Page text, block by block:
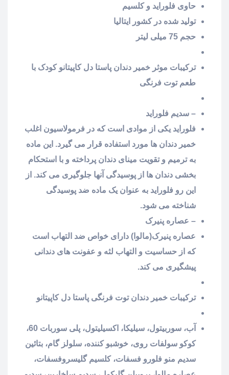
حاوی فلوراید و کلسیم
تولید شده در کشور ایتالیا
حجم 75 میلی لیتر
ترکیبات موثر خمیر دندان پاستا دل کاپیتانو کودک با
طعم توت فرنگی
– سدیم فلوراید
فلوراید یکی از موادی است که در فرمولاسیون اغلب
خمیر دندان ها مورد استفاده قرار می گیرد. این ماده
به ترمیم و تقویت مینای دندان پرداخته و با استحکام
بخشی دندان ها از پوسیدگی آنها جلوگیری می کند. از
این رو فلوراید به عنوان یک ماده ضد پوسیدگی
شناخته می شود.
– عصاره پنیرک
عصاره پنیرک(مالوا) دارای خواص ضد التهاب است
که از حساسیت و التهاب لثه و عفونت های دندانی
پیشگیری می کند.
ترکیبات خمیر دندان توت فرنگی پاستا دل کاپیتانو
آب، سوربیتول، سیلیکا، اکسیلیتول، پلی سوربات 60،
کوکو سولفات روی، خوشبو کننده، سلولز گام، بتائین
سدیم منو فلورو فسفات، کلسیم گلیسروفسفات،